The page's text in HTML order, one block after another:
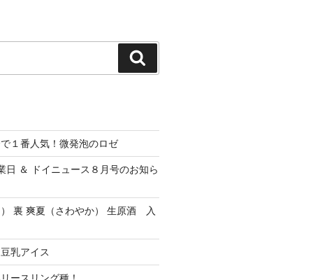
索
１番人気！微発泡のロゼ
＆ ドイニュース８月号のお知ら
裏 爽夏（さわやか） 生原酒 入
乳アイス